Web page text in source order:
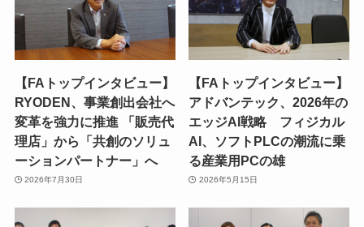
【FAトップインタビュー】
RYODEN、事業創出会社へ
変革を強力に推進 「販売代
理店」から「共創のソリュ
ーションパートナー」へ
2026年7月30日
【FAトップインタビュー】
アドバンテック、2026年の
エッジAI戦略 フィジカル
AI、ソフトPLCの潮流に乗
る産業用PCの雄
2026年5月15日